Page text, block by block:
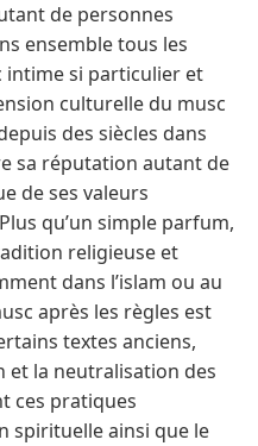
de personnes
ensemble tous les
intime si particulier et
culturelle du musc
des siècles dans
sa réputation autant de
de ses valeurs
qu’un simple parfum,
religieuse et
dans l’islam ou au
après les règles est
textes anciens,
la neutralisation des
ces pratiques
spirituelle ainsi que le